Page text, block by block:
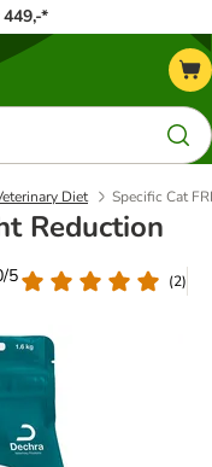
*
Diet Specific Cat
Reduction
5
(2)